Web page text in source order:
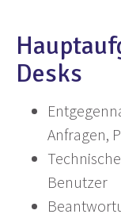
Desks
Anfragen,
Benutzer